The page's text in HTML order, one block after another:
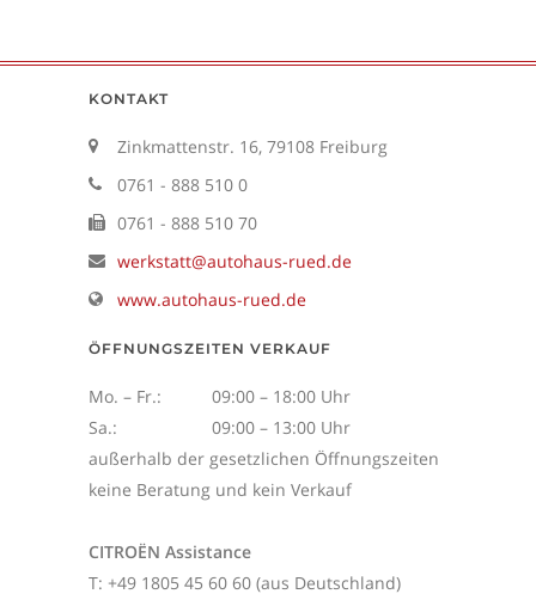
KONTAKT
Zinkmattenstr. 16, 79108 Freiburg
0761 - 888 510 0
0761 - 888 510 70
werkstatt@autohaus-rued.de
www.autohaus-rued.de
ÖFFNUNGSZEITEN VERKAUF
Mo. – Fr.:
09:00 – 18:00 Uhr
Sa.:
09:00 – 13:00 Uhr
außerhalb der gesetzlichen Öffnungszeiten
keine Beratung und kein Verkauf
CITROËN Assistance
T: +49 1805 45 60 60 (aus Deutschland)